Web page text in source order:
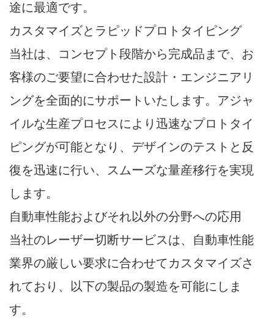
途に最適です。
カスタマイズとラピッドプロトタイピング
当社は、コンセプト段階から完成品まで、お
客様のご要望に合わせた設計・エンジニアリ
ングを全面的にサポートいたします。アジャ
イルな生産プロセスにより迅速なプロトタイ
ピングが可能となり、デザインのテストと反
復を迅速に行い、スムーズな量産移行を実現
します。
自動車性能およびそれ以外の分野への応用
当社のレーザー切断サービスは、自動車性能
業界の厳しい要求に合わせてカスタマイズさ
れており、以下の製品の製造を可能にしま
す。